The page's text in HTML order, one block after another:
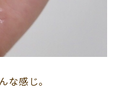
な感じ。